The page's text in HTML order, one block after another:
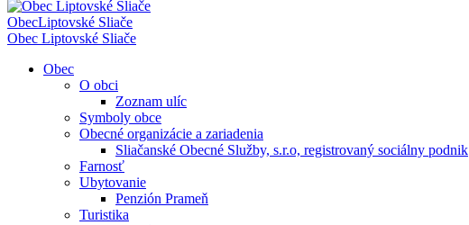
ObecLiptovské Sliače
Obec Liptovské Sliače
Obec
O obci
Zoznam ulíc
Symboly obce
Obecné organizácie a zariadenia
Sliačanské Obecné Služby, s.r.o, registrovaný sociálny podnik
Farnosť
Ubytovanie
Penzión Prameň
Turistika